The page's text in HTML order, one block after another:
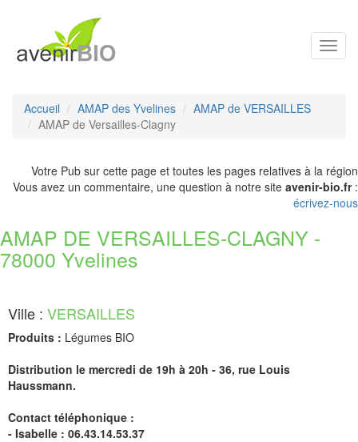
Accueil AMAP des Yvelines
AMAP de VERSAILLES
AMAP de Versailles-Clagny
Votre Pub sur cette page et toutes les pages relatives à la région
Vous avez un commentaire, une question à notre site avenir-bio.fr:
écrivez-nous
AMAP DE VERSAILLES-CLAGNY -
78000 Yvelines
Ville : VERSAILLES
Produits : Légumes BIO
Distribution le mercredi de 19h à 20h - 36, rue Louis
Haussmann.
Contact téléphonique :
- Isabelle : 06.43.14.53.37